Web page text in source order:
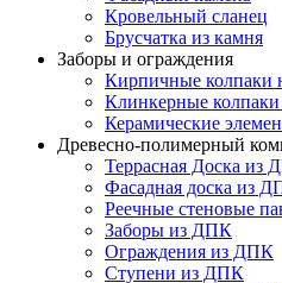
Кровельный сланец
Брусчатка из камня
Заборы и ограждения
Кирпичные колпаки
Клинкерные колпаки
Керамические
Древесно-полимерный
Террасная Доска из
Фасадная доска из
Реечные стеновые
Заборы из ДПК
Ограждения из ДПК
Ступени из ДПК